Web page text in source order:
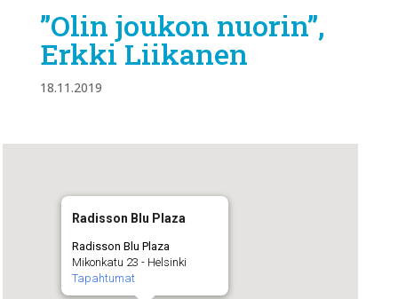
”Olin joukon nuorin”,
Erkki Liikanen
18.11.2019
Radisson Blu Plaza
Radisson Blu Plaza
Mikonkatu 23 - Helsinki
Tapahtumat